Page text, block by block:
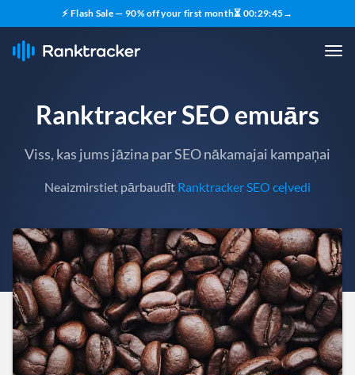
⚡ Flash Sale — 90% off your first month⏳ 00:29:43→
Ranktracker SEO emuārs
Viss, kas jums jāzina par SEO nākamajai kampaņai
Neaizmirstiet pārbaudīt Ranktracker SEO ceļvedi